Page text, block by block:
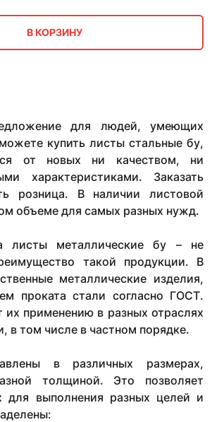
В КОРЗИНУ
для людей, умеющих
купить листы стальные бу,
от новых ни качеством, ни
характеристиками. Заказать
розница. В наличии листовой
объеме для самых разных нужд.
листы металлические бу – не
такой продукции. В
металлические изделия,
проката стали согласно ГОСТ.
их применению в разных отраслях
в том числе в частном порядке.
в различных размерах,
толщиной. Это позволяет
для выполнения разных целей и